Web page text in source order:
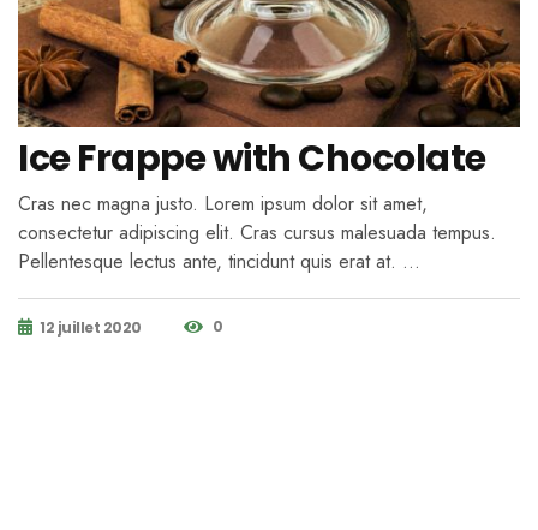
Ice Frappe with Chocolate
Cras nec magna justo. Lorem ipsum dolor sit amet,
consectetur adipiscing elit. Cras cursus malesuada tempus.
Pellentesque lectus ante, tincidunt quis erat at. …
12 juillet 2020 0